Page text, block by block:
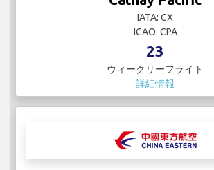
IATA: CX
ICAO: CPA
23
ウィークリーフライト
詳細情報